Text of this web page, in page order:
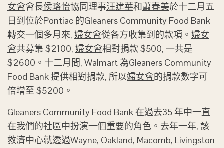
女會會長侯珞怡協同理事汪建華和蕭春美於十二月五
日到位於Pontiac 的Gleaners Community Food Bank
轉交一個多月來, 婦女會從各方收集到的款項。 婦女
會共募集 $2100, 婦女會相對捐款 $500, 一共是
$2600。十二月間, Walmart 為Gleaners Community
Food Bank 提供相對捐款, 所以婦女會的捐款數字可
倍增至 $5200。
Gleaners Community Food Bank 在過去35 年中一直
在我們的社區中扮演一個重要的角色。去年一年, 該
救濟中心就透過Wayne, Oakland, Macomb, Livingston